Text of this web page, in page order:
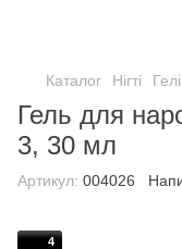
Каталог Нігті Гелі
Гель для
3, 30 мл
Артикул: 004026
4